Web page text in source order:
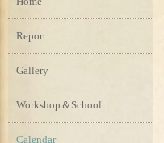
Report
Gallery
Workshop＆School
Calendar